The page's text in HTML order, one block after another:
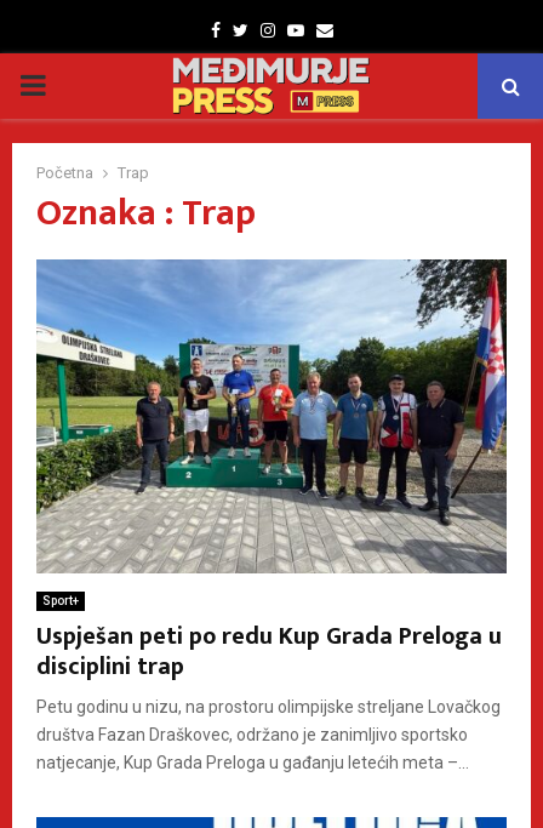
Facebook
TwitterInstagram
Youtube
Email
PRIMARY
MENU
Početna Trap
Oznaka : Trap
Sport+
Uspješan peti po redu Kup Grada Preloga u
disciplini trap
Petu godinu u nizu, na prostoru olimpijske streljane Lovačkog
društva Fazan Draškovec, održano je zanimljivo sportsko
natjecanje, Kup Grada Preloga u gađanju letećih meta –...